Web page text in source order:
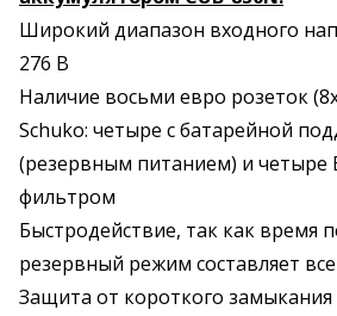
Широкий диапазон входного
276 В
Наличие восьми евро розеток
Schuko: четыре с батарейной
(резервным питанием) и четыре
фильтром
Быстродействие, так как время
резервный режим составляет
Защита от короткого замыкания